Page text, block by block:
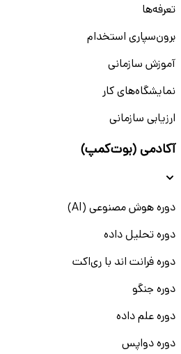
تعرفه‌ها
برون‌سپاری استخدام
آموزش سازمانی
نمایشگاه‌های کار
ارزیابی سازمانی
آکادمی (بوت‌کمپ)
دوره هوش مصنوعی (AI)
دوره تحلیل داده
دوره فرانت اند با ری‌اکت
دوره جنگو
دوره علم داده
دوره دواپس